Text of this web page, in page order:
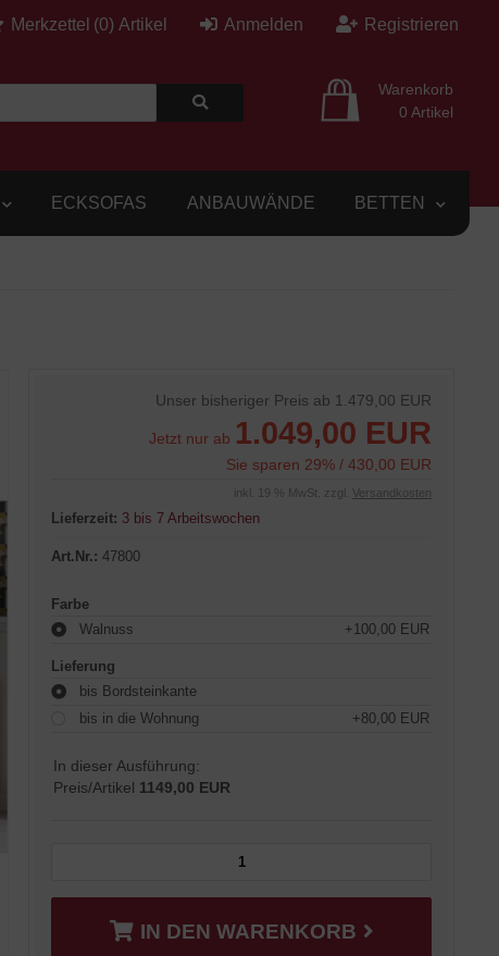
Registrieren
Anmelden
Merkzettel (0) Artikel
Warenkorb
0 Artikel
ECKSOFAS ANBAUWÄNDE BETTEN
Unser bisheriger Preis ab 1.479,00 EUR
Jetzt nur ab 1.049,00 EUR
Sie sparen 29% / 430,00 EUR
inkl. 19 % MwSt. zzgl. Versandkosten
Lieferzeit: 3 bis 7 Arbeitswochen
Art.Nr.: 47800
Farbe
Walnuss
+100,00 EUR
Lieferung
bis Bordsteinkante
bis in die Wohnung
+80,00 EUR
In dieser Ausführung:
Preis/Artikel 1149,00 EUR
IN DEN WARENKORB